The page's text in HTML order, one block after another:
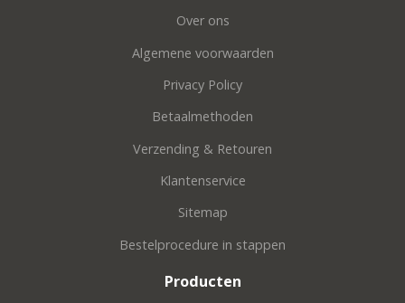
Over ons
Algemene voorwaarden
Privacy Policy
Betaalmethoden
Verzending & Retouren
Klantenservice
Sitemap
Bestelprocedure in stappen
Producten